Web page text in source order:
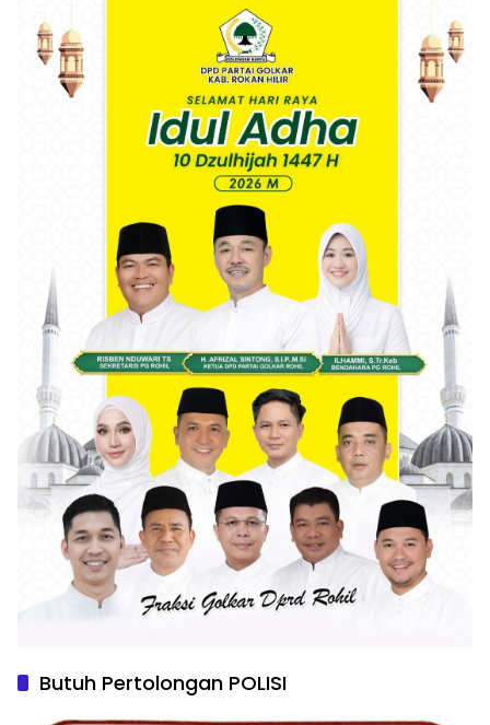
Butuh Pertolongan POLISI